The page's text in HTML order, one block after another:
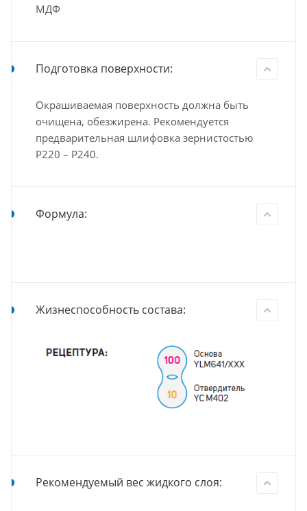
МДФ
Подготовка поверхности:
Окрашиваемая поверхность должна быть
очищена, обезжирена. Рекомендуется
предварительная шлифовка зернистостью
P220 – P240.
Формула:
Жизнеспособность состава:
Рекомендуемый вес жидкого слоя: